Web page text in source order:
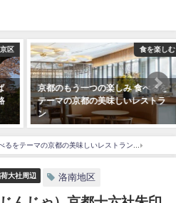
食を楽しむ
京都のもう一つの楽しみ 食べるを
テーマの京都の美味しいレストラ
ン
るをテーマの京都の美味しいレストラン
大社周辺 洛南地区